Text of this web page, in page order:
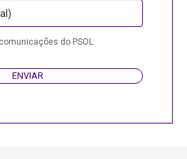
do PSOL.
ENVIAR